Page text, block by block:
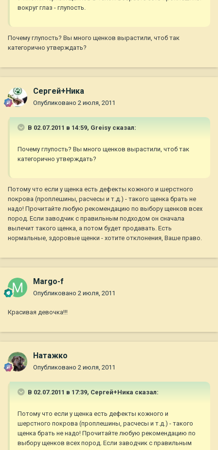
вокруг глаз - глупость.
Почему глупость? Вы много щенков вырастили, чтоб так
категорично утверждать?
Сергей+Ника
Опубликовано 2 июля, 2011
В 02.07.2011 в 14:59, Greisy сказал:
Почему глупость? Вы много щенков вырастили, чтоб так
категорично утверждать?
Потому что если у щенка есть дефекты кожного и шерстного
покрова (проплешины, расчесы и т.д.) - такого щенка брать не
надо! Прочитайте любую рекомендацию по выбору щенков всех
пород. Если заводчик с правильным подходом он сначала
вылечит такого щенка, а потом будет продавать. Есть
нормальные, здоровые щенки - хотите отклонения, Ваше право.
Margo-f
Опубликовано 2 июля, 2011
Красивая девочка!!!
Натажко
Опубликовано 2 июля, 2011
В 02.07.2011 в 17:39, Сергей+Ника сказал:
Потому что если у щенка есть дефекты кожного и
шерстного покрова (проплешины, расчесы и т.д.) - такого
щенка брать не надо! Прочитайте любую рекомендацию по
выбору щенков всех пород. Если заводчик с правильным